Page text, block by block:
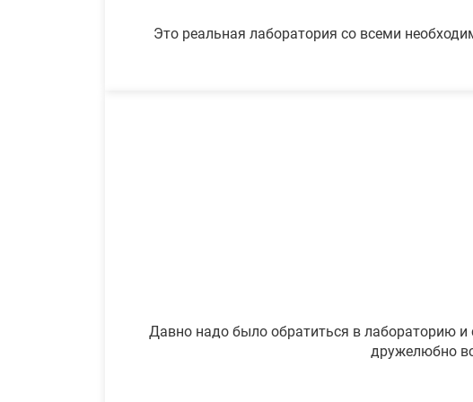
Это реальная лаборатория со всеми
Давно надо было обратиться в лабораторию и
дружелюбно